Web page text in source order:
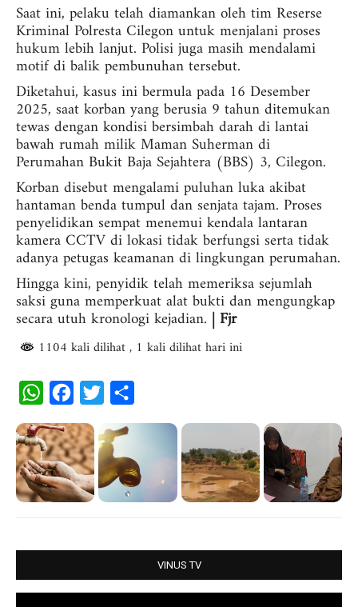
Saat ini, pelaku telah diamankan oleh tim Reserse
Kriminal Polresta Cilegon untuk menjalani proses
hukum lebih lanjut. Polisi juga masih mendalami
motif di balik pembunuhan tersebut.
Diketahui, kasus ini bermula pada 16 Desember
2025, saat korban yang berusia 9 tahun ditemukan
tewas dengan kondisi bersimbah darah di lantai
bawah rumah milik Maman Suherman di
Perumahan Bukit Baja Sejahtera (BBS) 3, Cilegon.
Korban disebut mengalami puluhan luka akibat
hantaman benda tumpul dan senjata tajam. Proses
penyelidikan sempat menemui kendala lantaran
kamera CCTV di lokasi tidak berfungsi serta tidak
adanya petugas keamanan di lingkungan perumahan.
Hingga kini, penyidik telah memeriksa sejumlah
saksi guna memperkuat alat bukti dan mengungkap
secara utuh kronologi kejadian. | Fjr
1104 kali dilihat, 1 kali dilihat hari ini
W
a
t
s
c
e
b
i
t
t
r
e
VINUS TV